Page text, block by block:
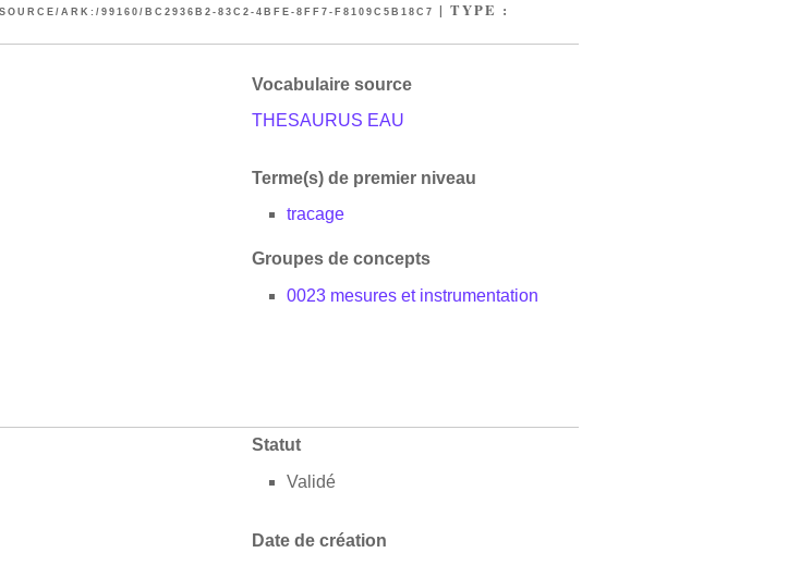
ARK:/99160/BC2936B2-83C2-4BFE-8FF7-F8109C5B18C7 | TYPE :
Vocabulaire source
THESAURUS EAU
Terme(s) de premier niveau
tracage
Groupes de concepts
0023 mesures et instrumentation
Statut
Validé
Date de création